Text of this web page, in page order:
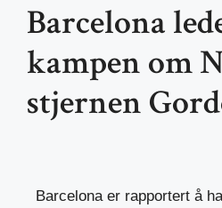
Barcelona
kampen om
stjernen
Barcelona er rapportert å